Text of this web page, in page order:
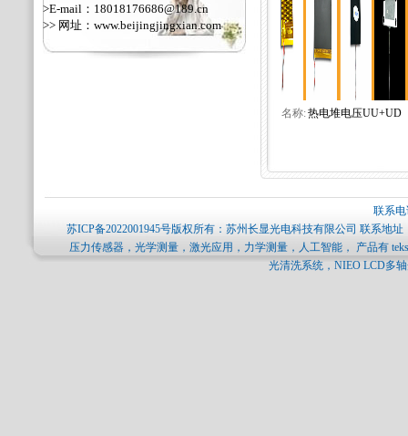
>E-mail：18018176686@189.cn
>> 网址： www.beijingjingxian.com
名称:热电堆电压UU+UD
联系
苏ICP备2022001945号版权所有：苏州长显光电科技有限公司 联系地
压力传感器，光学测量，激光应用，力学测量，人工智能， 产品有
光清洗系统，NIEO LCD多